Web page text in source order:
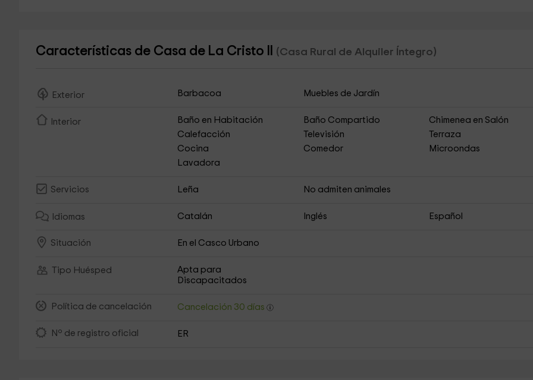
Características de Casa de La Cristo II (Casa Rural de Alquiler Íntegro)
Exterior Barbacoa Muebles de Jardín
Interior Baño en Habitación Baño Compartido
Chimenea en Salón
Calefacción
Televisión
Terraza
Cocina
Comedor
Microondas
Lavadora
Servicios Leña No admiten animales
Idiomas Catalán Inglés Español
Situación En el Casco Urbano
Tipo Huésped
Apta para
Discapacitados
Política de cancelación Cancelación 30 días
Nº de registro oficial ER